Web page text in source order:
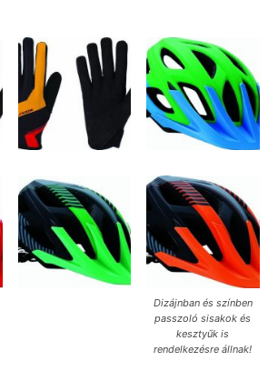
Dizájnban és színben
passzoló sisakok és
kesztyűk is
rendelkezésre állnak!